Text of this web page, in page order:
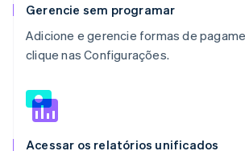
Gerencie sem programar
Adicione e gerencie formas de
clique nas Configurações.
Acessar os relatórios unificados